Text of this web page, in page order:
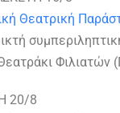
Θεατρική
Φιλιατών
20/8